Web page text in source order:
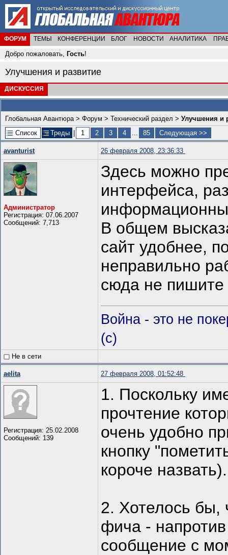
ФОРУМ ТЕМЫ КОНФЕРЕНЦИИ БЛОГ НОВОСТИ АНАЛИТИКА
Добро пожаловать, Гость!
Улучшения и развитие
ДИСКУССИЯ
Глобальная Авантюра> Форум > Технический раздел > Улучшения и
Список
Треды 1 2 3 4 ... 85 Следующая >>
avanturist 26 февраля 2008, 23:36:33
Администратор
Регистрация: 07.06.2007
Сообщений: 7,713
Здесь можно
интерфейса,
В общем
сайт удобнее,
неправильно
сюда не пишите
Война - это не
(c)
Не в сети
aelita 27 февраля 2008, 01:52:48
Регистрация: 25.02.2008
Сообщений: 139
1. Поскольку
прочтение
очень удобно
кнопку
короче назвать).
2. Хотелось бы,
фича -
сообщение с